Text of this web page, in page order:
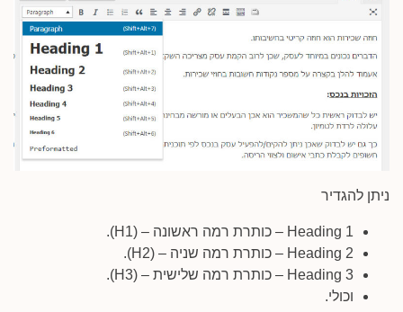
ניתן להגדיר
Heading 1 – כותרת רמה ראשונה – (H1).
Heading 2 – כותרת רמה שניה – (H2).
Heading 3 – כותרת רמה שלישית – (H3).
וכולי.